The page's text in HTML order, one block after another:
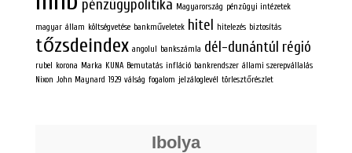
pénzügypolitika Magyarország pénzügyi intézetek
magyar állam költségvetése bankműveletek hitel hitelezés biztosítás
tőzsdeindex angolul bankszámla dél-dunántúl régió
rubel korona Marka KUNA Bemutatás infláció bankrendszer állami szerepvállalás
Nixon John Maynard 1929 válság fogalom jelzáloglevél törlesztőrészlet
Ibolya